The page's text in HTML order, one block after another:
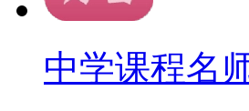
中学课程名